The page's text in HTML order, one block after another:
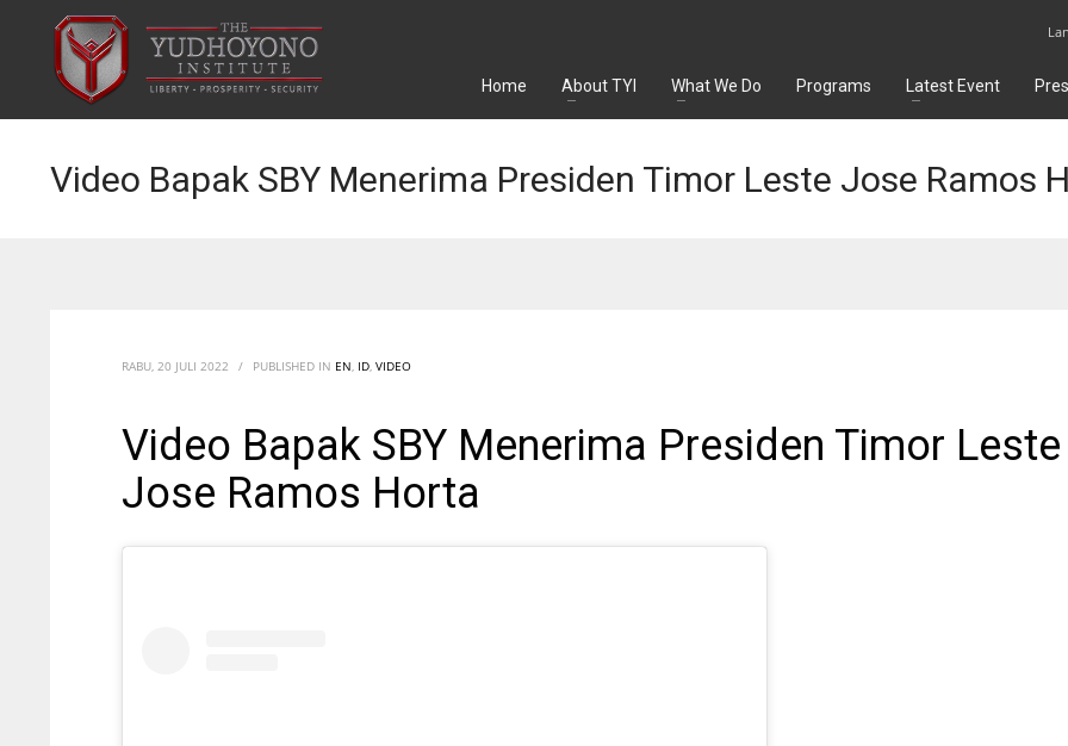
Home About TYI What We Do Programs Latest Event
Video Bapak SBY Menerima Presiden Timor Leste Jose Ramos
RABU, 20 JULI 2022 / PUBLISHED IN EN, ID, VIDEO
Video Bapak SBY Menerima Presiden Timor Leste
Jose Ramos Horta